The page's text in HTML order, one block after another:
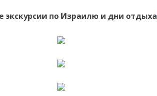
по Израилю и дни отдыха